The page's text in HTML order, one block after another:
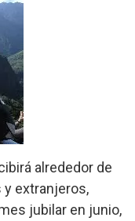
alrededor de
y extranjeros,
jubilar en junio,